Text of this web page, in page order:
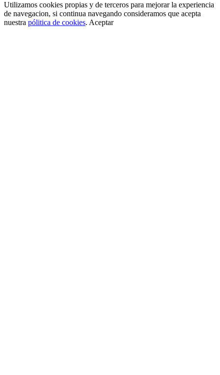
Utilizamos cookies propias y de terceros para mejorar la experiencia
de navegacion, si continua navegando consideramos que acepta
nuestra pólitica de cookies. Aceptar